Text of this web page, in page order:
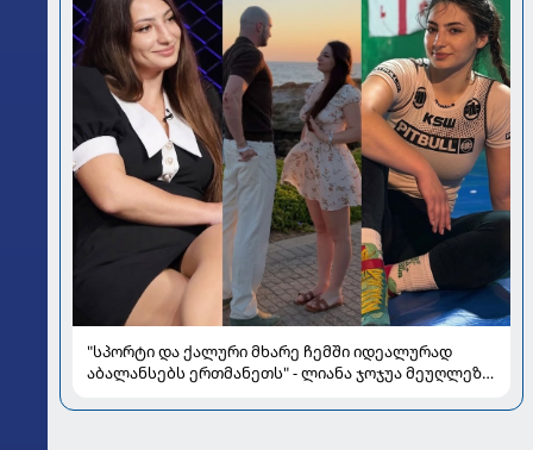
"სპორტი და ქალური მხარე ჩემში იდეალურად
აბალანსებს ერთმანეთს" - ლიანა ჯოჯუა მეუღლეზე,